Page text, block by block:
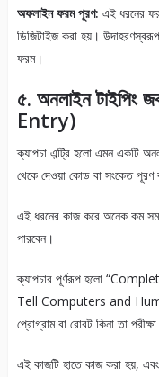
অফলাইন ফরম পূরণ: এই ধরনের
ডিজিটাইজ করা হয়।
ফরম।
৫. অনলাইন টাইপিং
Entry)
ক্যাপচা এন্ট্রি হলো এমন একটি
থেকে দেওয়া কোড বা সংকেত
এই ধরনের কাজ করে অনেক কম
পারবেন।
ক্যাপচার পূর্ণরূপ হলো
Tell Computers and
প্রোগ্রাম বা রোবট কিনা তা
এই কাজটি হাতে কাজ করা হয়,